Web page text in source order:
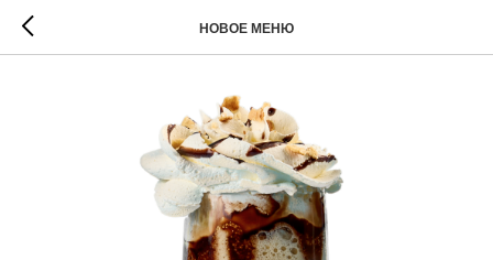
НОВОЕ МЕНЮ